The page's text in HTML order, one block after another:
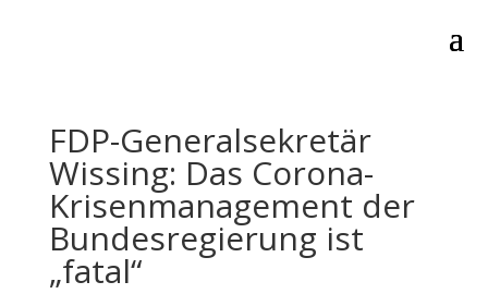
FDP-Generalsekretär
Wissing: Das Corona-
Krisenmanagement der
Bundesregierung ist
„fatal“